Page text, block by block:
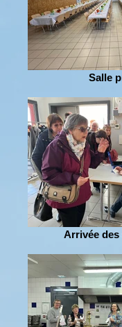
Salle
Arrivée